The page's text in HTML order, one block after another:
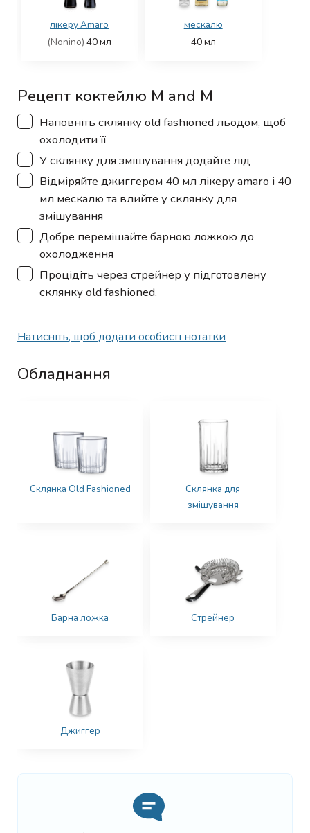
лікеру Amaro
(Nonino) 40мл
мескалю
40мл
Рецепт коктейлю M and M
▢
Наповніть склянку old fashioned льодом, щоб
охолодити її
▢
У склянку для змішування додайте лід
▢
Відміряйте джиггером 40 мл лікеру amaro і 40
мл мескалю та влийте у склянку для
змішування
▢
Добре перемішайте барною ложкою до
охолодження
▢
Процідіть через стрейнер у підготовлену
склянку old fashioned.
Натисніть, щоб додати особисті нотатки
Обладнання
Склянка Old Fashioned
Склянка для
змішування
Барна ложка Стрейнер
Джиггер